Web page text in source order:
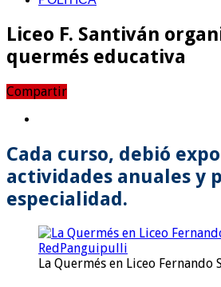
Liceo F. Santiván
quermés educativa
Compartir
Cada curso, debió
actividades anuales y
especialidad.
La Quermés en Liceo